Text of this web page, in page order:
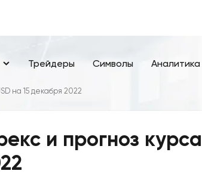
Трейдеры Символы Аналитика
на 15 декабря 2022
и прогноз курса